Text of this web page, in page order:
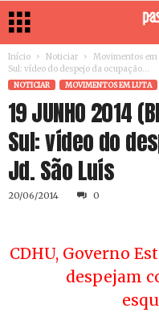
Início Noticiar Movimentos em
Sul: vídeo do despejo da ocupação...
NOTICIAR MOVIMENTOS EM LUTA
19 JUNHO 2014
Sul: vídeo do
Jd. São Luís
20/06/2014 0
CDHU, Governo
despejam